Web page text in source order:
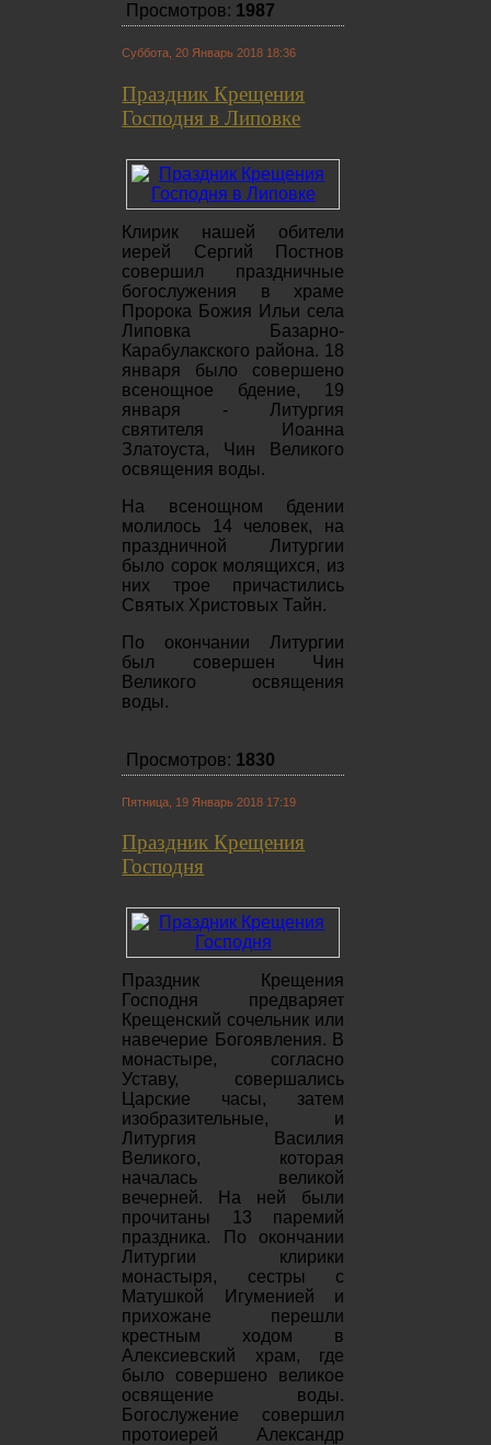
Просмотров: 1987
Суббота, 20 Январь 2018 18:36
Праздник Крещения
Господня в Липовке
Клирик нашей обители
иерей Сергий Постнов
совершил праздничные
богослужения в храме
Пророка Божия Ильи села
Липовка Базарно-
Карабулакского района. 18
января было совершено
всенощное бдение, 19
января - Литургия
святителя Иоанна
Златоуста, Чин Великого
освящения воды.
На всенощном бдении
молилось 14 человек, на
праздничной Литургии
было сорок молящихся, из
них трое причастились
Святых Христовых Тайн.
По окончании Литургии
был совершен Чин
Великого освящения
воды.
Просмотров: 1830
Пятница, 19 Январь 2018 17:19
Праздник Крещения
Господня
Праздник Крещения
Господня предваряет
Крещенский сочельник или
навечерие Богоявления. В
монастыре, согласно
Уставу, совершались
Царские часы, затем
изобразительные, и
Литургия Василия
Великого, которая
началась великой
вечерней. На ней были
прочитаны 13 паремий
праздника. По окончании
Литургии клирики
монастыря, сестры с
Матушкой Игуменией и
прихожане перешли
крестным ходом в
Алексиевский храм, где
было совершено великое
освящение воды.
Богослужение совершил
протоиерей Александр